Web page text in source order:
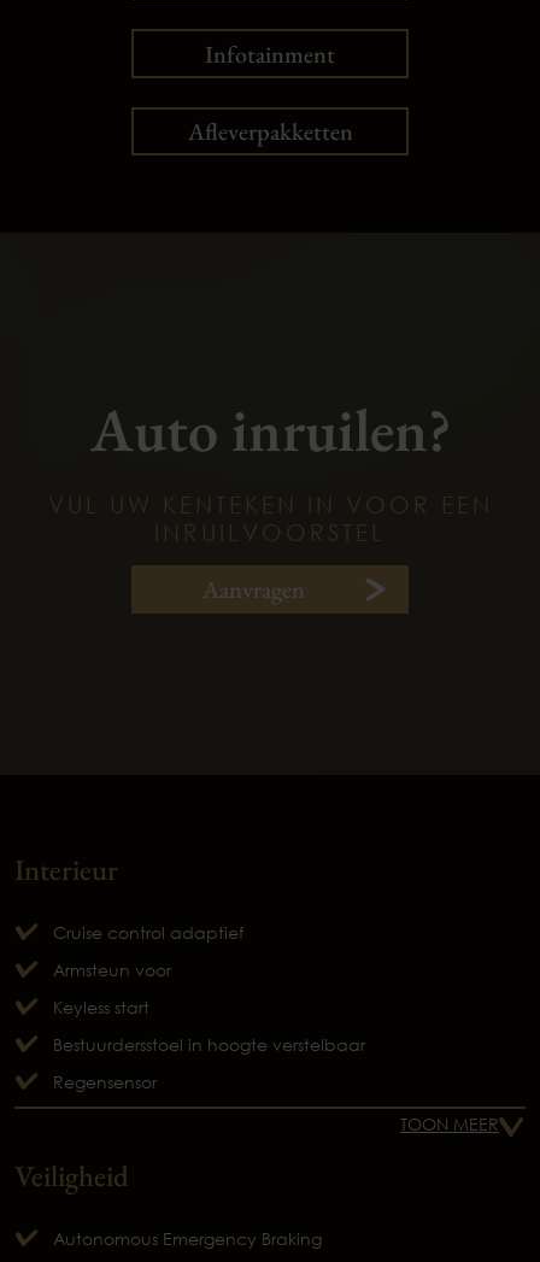
Infotainment
Afleverpakketten
Auto inruilen?
VUL UW KENTEKEN IN VOOR EEN
INRUILVOORSTEL
Aanvragen
Interieur
Cruise control adaptief
Armsteun voor
Keyless start
Bestuurdersstoel in hoogte verstelbaar
Regensensor
TOON MEER
Veiligheid
Autonomous Emergency Braking